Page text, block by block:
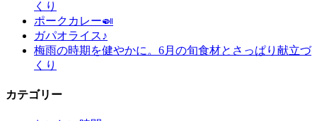
くり
ポークカレー🍛
ガパオライス♪
梅雨の時期を健やかに。6月の旬食材とさっぱり献立づ
くり
カテゴリー